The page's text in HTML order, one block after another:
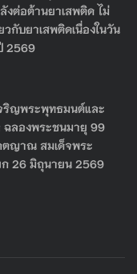
งต่อต้านยาเสพติด ไม่
วกับยาเสพติดเนื่องในวัน
2569
ริญพระพุทธมนต์และ
ลองพระชนมายุ 99
ตญาณ สมเด็จพระ
26 มิถุนายน 2569